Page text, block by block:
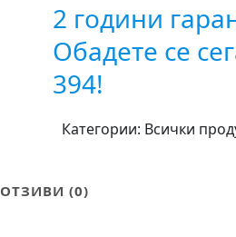
2 години
Обадете се
394!
Категории: Всички
ОТЗИВИ (0)